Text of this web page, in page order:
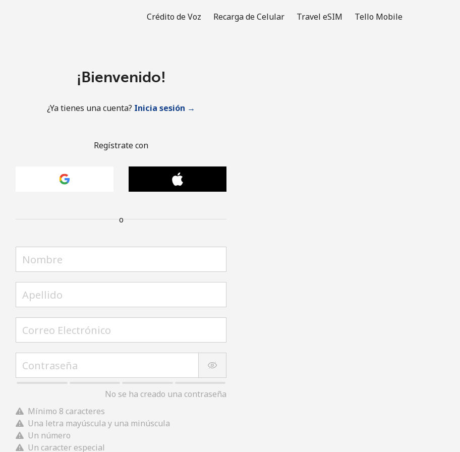
Crédito de Voz Recarga de Celular Travel eSIM Tello Mobile
¡Bienvenido!
¿Ya tienes una cuenta? Inicia sesión →
Regístrate con
o
No se ha creado una contraseña
Mínimo 8 caracteres
Una letra mayúscula y una minúscula
Un número
Un caracter especial